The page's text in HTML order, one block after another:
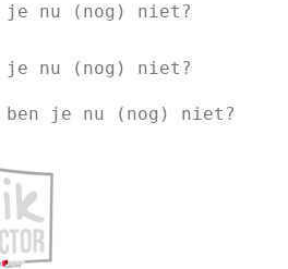
je nu (nog) niet?
je nu (nog) niet?
ben je nu (nog) niet?